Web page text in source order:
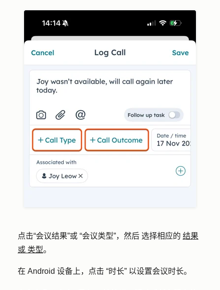
点击“会议结果”或 “会议类型”，然后 选择相应的 结果
或 类型。
在 Android 设备上，点击 “时长” 以设置会议时长。